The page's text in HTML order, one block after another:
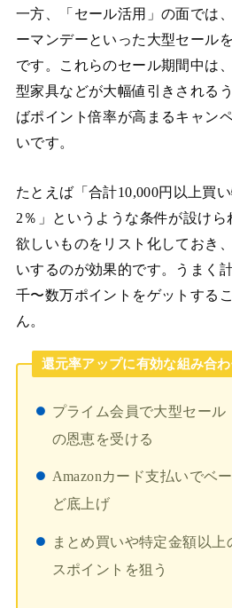
一方、「セール活用」の面では
ーマンデーといった大型セール
です。これらのセール期間中は
型家具などが大幅値引きされる
ばポイント倍率が高まるキャン
いです。
たとえば「合計10,000円以上買
2％」というような条件が設け
欲しいものをリスト化しておき
いするのが効果的です。うまく
千〜数万ポイントをゲットする
ん。
還元率アップに有効な組み合わ
プライム会員で大型セール
の恩恵を受ける
Amazonカード支払いでベ
ど底上げ
まとめ買いや特定金額以
スポイントを狙う